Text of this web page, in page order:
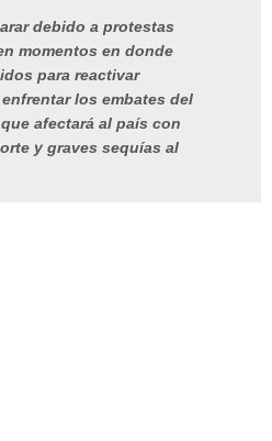
debido a protestas
momentos en donde
para reactivar
los embates del
afectará al país con
y graves sequías al